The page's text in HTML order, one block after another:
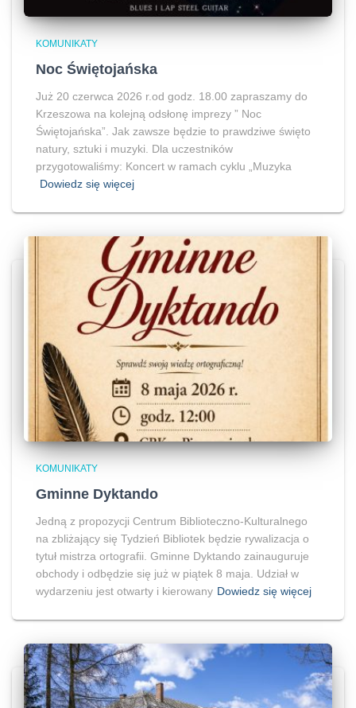
KOMUNIKATY
Noc Świętojańska
Już 20 czerwca 2026 r.od godz. 18.00 zapraszamy do
Krzeszowa na kolejną odsłonę imprezy ” Noc
Świętojańska”. Jak zawsze będzie to prawdziwe święto
natury, sztuki i muzyki. Dla uczestników
przygotowaliśmy: Koncert w ramach cyklu „Muzyka
Dowiedz się więcej
KOMUNIKATY
Gminne Dyktando
Jedną z propozycji Centrum Biblioteczno-Kulturalnego
na zbliżający się Tydzień Bibliotek będzie rywalizacja o
tytuł mistrza ortografii. Gminne Dyktando zainauguruje
obchody i odbędzie się już w piątek 8 maja. Udział w
wydarzeniu jest otwarty i kierowany Dowiedz się więcej